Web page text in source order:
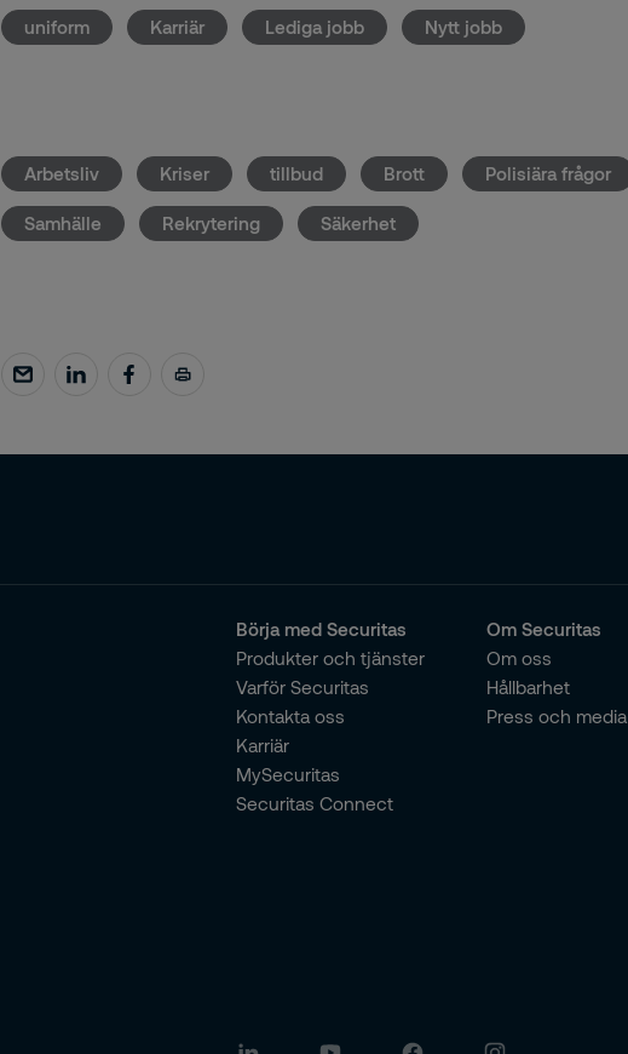
uniform Karriär Lediga jobb Nytt jobb
Arbetsliv Kriser tillbud Brott Polisiära frågor
Samhälle Rekrytering Säkerhet
Börja med Securitas
Produkter och tjänster
Varför Securitas
Kontakta oss
Karriär
MySecuritas
Securitas Connect
Om Securitas
Om oss
Hållbarhet
Press och media